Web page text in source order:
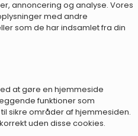
annoncering og analyse. Vores
med andre
som de har indsamlet fra din
at gøre en hjemmeside
funktioner som
sikre områder af hjemmesiden.
uden disse cookies.